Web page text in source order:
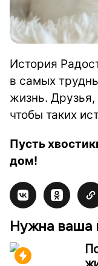
История
в самых
жизнь.
чтобы таких
Пусть
дом!
Нужна